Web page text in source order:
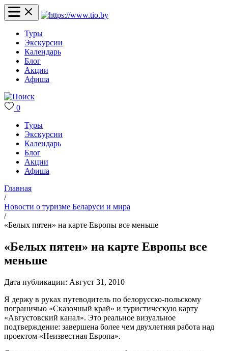
Туры
Экскурсии
Календарь
Блог
Акции
Афиша
0
Туры
Экскурсии
Календарь
Блог
Акции
Афиша
Главная
/
Новости о туризме Беларуси и мира
/
«Белых пятен» на карте Европы все меньше
«Белых пятен» на карте Европы все
меньше
Дата публикации: Август 31, 2010
Я держу в руках путеводитель по белорусско-польскому
пограничью «Сказочный край» и туристическую карту
«Августовский канал». Это реальное визуальное
подтверждение: завершена более чем двухлетняя работа над
проектом «Неизвестная Европа».